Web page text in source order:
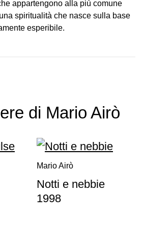
appartengono alla più comune
spiritualità che nasce sulla base
esperibile.
di Mario Airò
Mario Airò
Notti e nebbie
1998